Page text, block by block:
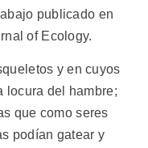
publicado en
of Ecology.
y en cuyos
locura del hambre;
que como seres
podían gatear y